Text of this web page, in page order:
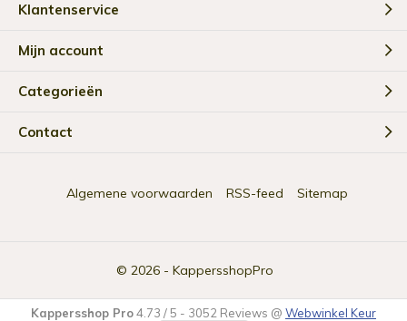
Klantenservice
Mijn account
Categorieën
Contact
© 2026 - KappersshopPro
Algemene voorwaarden RSS-feed Sitemap
Kappersshop Pro4.73 /5 - 3052 Reviews @ Webwinkel Keur